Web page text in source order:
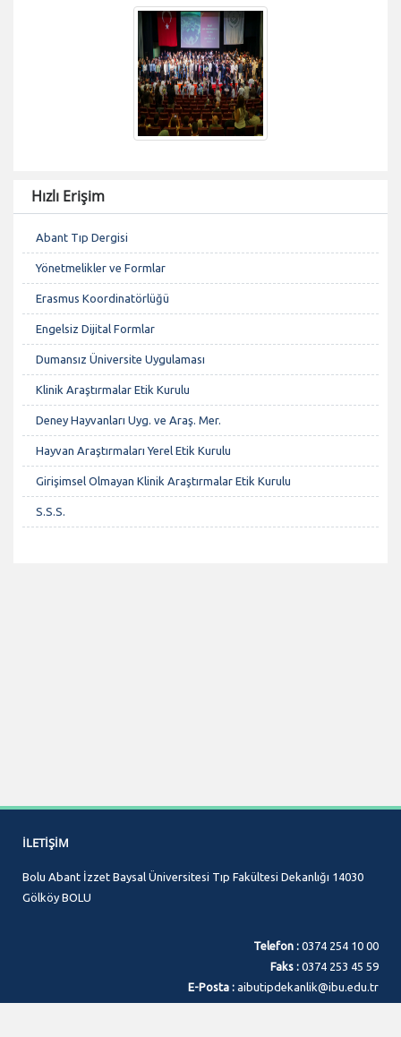
Hızlı Erişim
Abant Tıp Dergisi
Yönetmelikler ve Formlar
Erasmus Koordinatörlüğü
Engelsiz Dijital Formlar
Dumansız Üniversite Uygulaması
Klinik Araştırmalar Etik Kurulu
Deney Hayvanları Uyg. ve Araş. Mer.
Hayvan Araştırmaları Yerel Etik Kurulu
Girişimsel Olmayan Klinik Araştırmalar Etik Kurulu
S.S.S.
İLETIŞIM
Bolu Abant İzzet Baysal Üniversitesi Tıp Fakültesi Dekanlığı 14030
Gölköy BOLU
Telefon : 0374 254 10 00
Faks : 0374 253 45 59
E-Posta : aibutipdekanlik@ibu.edu.tr